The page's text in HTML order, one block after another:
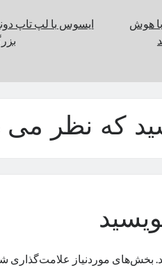
هوش
که نظر می
بخش‌های موردنیاز علامت‌گذاری